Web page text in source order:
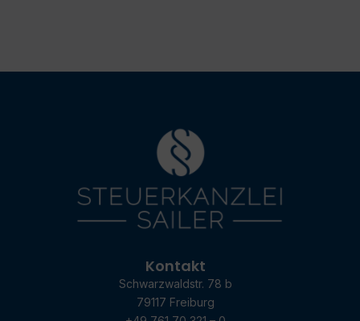
Kontakt
Schwarzwaldstr. 78 b
79117 Freiburg